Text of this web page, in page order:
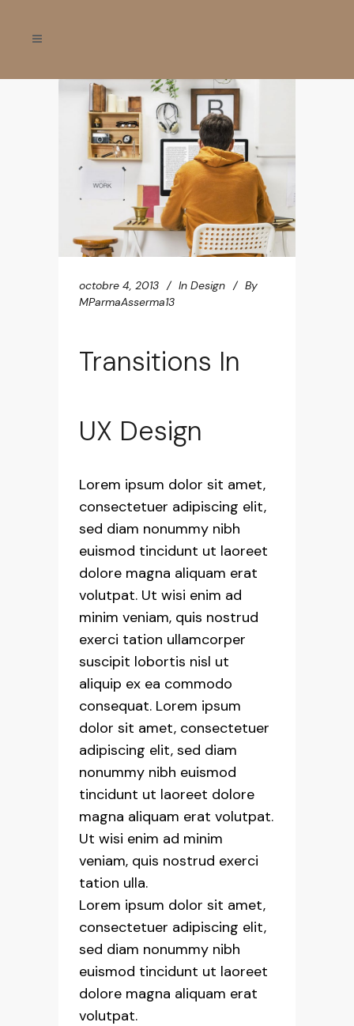
octobre 4, 2013 In Design
By
MParmaAsserma13
Transitions In
UX Design
Lorem ipsum dolor sit amet,
consectetuer adipiscing elit,
sed diam nonummy nibh
euismod tincidunt ut laoreet
dolore magna aliquam erat
volutpat. Ut wisi enim ad
minim veniam, quis nostrud
exerci tation ullamcorper
suscipit lobortis nisl ut
aliquip ex ea commodo
consequat. Lorem ipsum
dolor sit amet, consectetuer
adipiscing elit, sed diam
nonummy nibh euismod
tincidunt ut laoreet dolore
magna aliquam erat volutpat.
Ut wisi enim ad minim
veniam, quis nostrud exerci
tation ulla.
Lorem ipsum dolor sit amet,
consectetuer adipiscing elit,
sed diam nonummy nibh
euismod tincidunt ut laoreet
dolore magna aliquam erat
volutpat.